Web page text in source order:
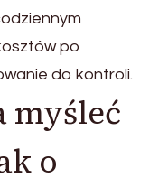
po
do kontroli.
myśleć
o